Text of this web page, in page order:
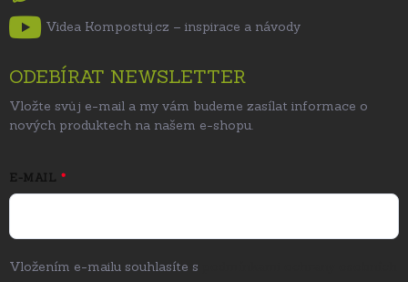
Videa Kompostuj.cz – inspirace a návody
ODEBÍRAT NEWSLETTER
Vložte svůj e-mail a my vám budeme zasílat informace o
nových produktech na našem e-shopu.
E-MAIL
Vložením e-mailu souhlasíte s